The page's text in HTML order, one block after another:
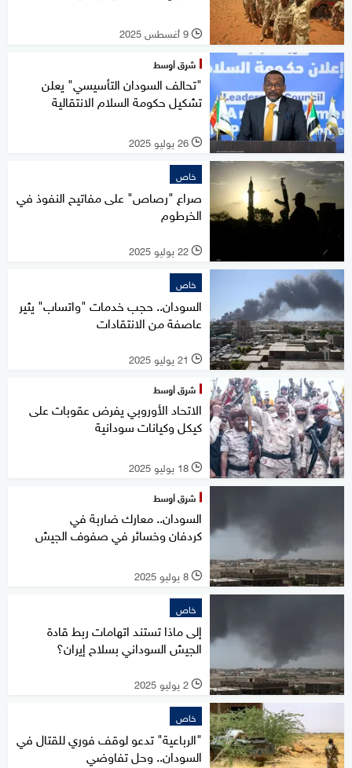
l 9 أغسطس 2025
شرق أوسط
"تحالف السودان التأسيسي" يعلن
تشكيل حكومة السلام الانتقالية
l 26 يوليو 2025
خاص
صراع "رصاص" على مفاتيح النفوذ في
الخرطوم
l 22 يوليو 2025
خاص
السودان.. حجب خدمات "واتساب" يثير
عاصفة من الانتقادات
l 21 يوليو 2025
شرق أوسط
الاتحاد الأوروبي يفرض عقوبات على
كيكل وكيانات سودانية
l 18 يوليو 2025
شرق أوسط
السودان.. معارك ضاربة في
كردفان وخسائر في صفوف الجيش
l 8 يوليو 2025
خاص
إلى ماذا تستند اتهامات ربط قادة
الجيش السوداني بسلاح إيران؟
l 2 يوليو 2025
خاص
"الرباعية" تدعو لوقف فوري للقتال في
السودان.. وحل تفاوضي